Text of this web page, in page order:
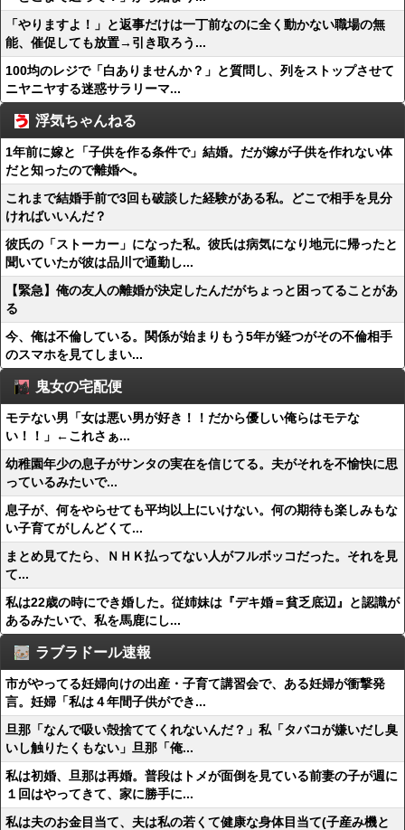
「やりますよ！」と返事だけは一丁前なのに全く動かない職場の無
能、催促しても放置→引き取ろう...
100均のレジで「白ありませんか？」と質問し、列をストップさせて
ニヤニヤする迷惑サラリーマ...
浮気ちゃんねる
1年前に嫁と「子供を作る条件で」結婚。だが嫁が子供を作れない体
だと知ったので離婚へ。
これまで結婚手前で3回も破談した経験がある私。どこで相手を見分
ければいいんだ？
彼氏の「ストーカー」になった私。彼氏は病気になり地元に帰ったと
聞いていたが彼は品川で通勤し...
【緊急】俺の友人の離婚が決定したんだがちょっと困ってることがあ
る
今、俺は不倫している。関係が始まりもう5年が経つがその不倫相手
のスマホを見てしまい...
鬼女の宅配便
モテない男「女は悪い男が好き！！だから優しい俺らはモテな
い！！」←これさぁ...
幼稚園年少の息子がサンタの実在を信じてる。夫がそれを不愉快に思
っているみたいで...
息子が、何をやらせても平均以上にいけない。何の期待も楽しみもな
い子育てがしんどくて...
まとめ見てたら、ＮＨＫ払ってない人がフルボッコだった。それを見
て...
私は22歳の時にでき婚した。従姉妹は『デキ婚＝貧乏底辺』と認識が
あるみたいで、私を馬鹿にし...
ラブラドール速報
市がやってる妊婦向けの出産・子育て講習会で、ある妊婦が衝撃発
言。妊婦「私は４年間子供ができ...
旦那「なんで吸い殻捨ててくれないんだ？」私「タバコが嫌いだし臭
いし触りたくもない」旦那「俺...
私は初婚、旦那は再婚。普段はトメが面倒を見ている前妻の子が週に
１回はやってきて、家に勝手に...
私は夫のお金目当て、夫は私の若くて健康な身体目当て(子産み機と